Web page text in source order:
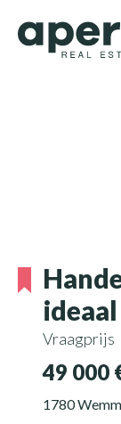
Vraagprijs
49 000
1780